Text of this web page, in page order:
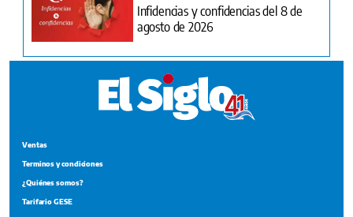
Infidencias y confidencias del 8 de
agosto de 2026
Ventas
Terminos y condiciones
¿Quiénes somos?
Tarifario GESE